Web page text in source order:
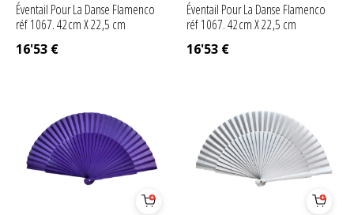
Éventail Pour La Danse Flamenco
réf 1067. 42cm X 22,5 cm
16'53 €
Éventail Pour La Danse Flamenco
réf 1067. 42cm X 22,5 cm
16'53 €